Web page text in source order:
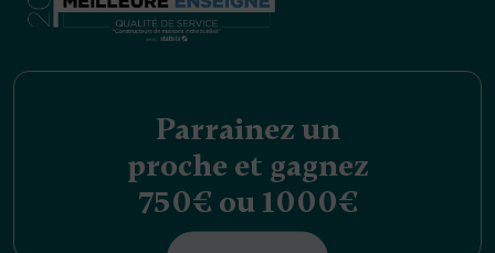
Parrainez un
proche et gagnez
750€ ou 1000€